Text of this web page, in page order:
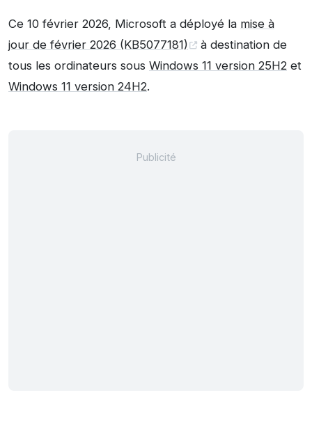
Ce 10 février 2026, Microsoft a déployé la mise à
jour de février 2026 (KB5077181)
à destination de
tous les ordinateurs sous Windows 11 version 25H2 et
Windows 11 version 24H2.